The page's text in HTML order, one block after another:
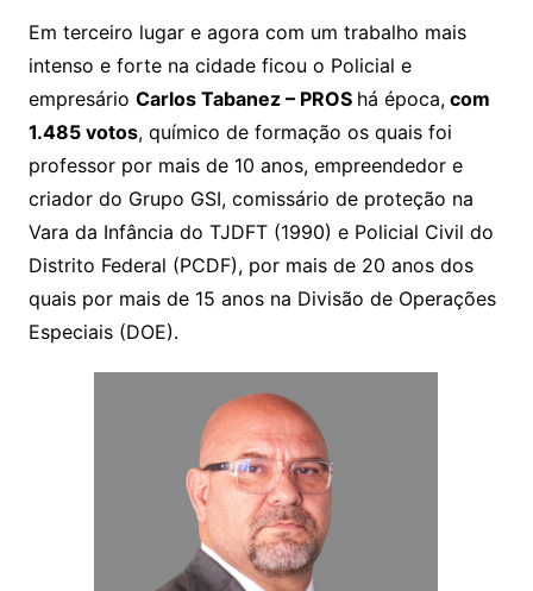
Em terceiro lugar e agora com um trabalho mais
intenso e forte na cidade ficou o Policial e
empresário Carlos Tabanez – PROS há época,com
1.485 votos, químico de formação os quais foi
professor por mais de 10 anos, empreendedor e
criador do Grupo GSI, comissário de proteção na
Vara da Infância do TJDFT (1990) e Policial Civil do
Distrito Federal (PCDF), por mais de 20 anos dos
quais por mais de 15 anos na Divisão de Operações
Especiais (DOE).